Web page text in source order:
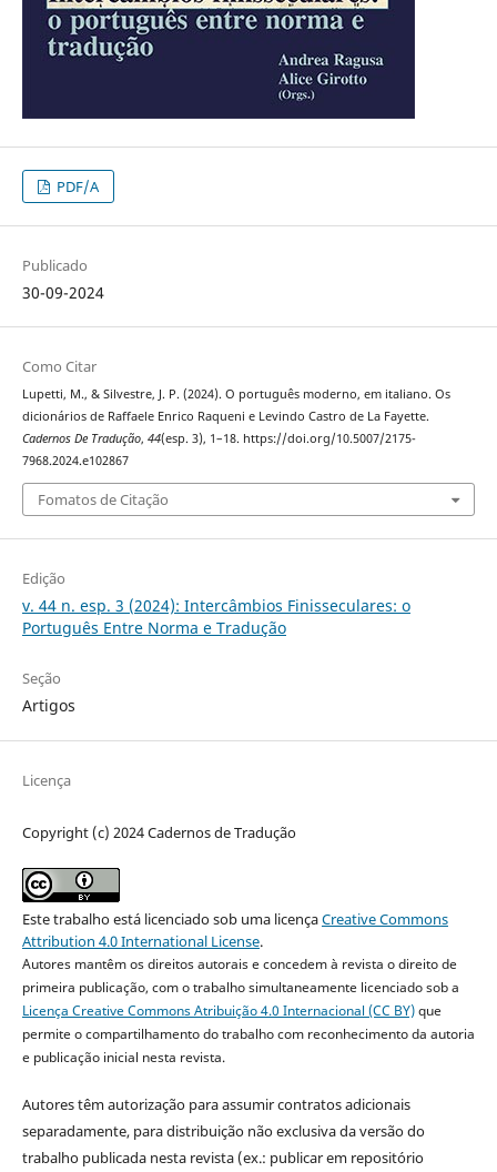
PDF/A
Publicado
30-09-2024
Como Citar
Lupetti, M., & Silvestre, J. P. (2024). O português moderno, em italiano. Os
dicionários de Raffaele Enrico Raqueni e Levindo Castro de La Fayette.
Cadernos De Tradução, 44(esp. 3), 1–18. https://doi.org/10.5007/2175-
7968.2024.e102867
Fomatos de Citação
Edição
v. 44 n. esp. 3 (2024): Intercâmbios Finisseculares: o
Português Entre Norma e Tradução
Seção
Artigos
Licença
Copyright (c) 2024 Cadernos de Tradução
Este trabalho está licenciado sob uma licençaCreative Commons
Attribution 4.0 International License.
Autores mantêm os direitos autorais e concedem à revista o direito de
primeira publicação, com o trabalho simultaneamente licenciado sob a
Licença Creative Commons Atribuição 4.0 Internacional (CC BY)que
permite o compartilhamento do trabalho com reconhecimento da autoria
e publicação inicial nesta revista.
Autores têm autorização para assumir contratos adicionais
separadamente, para distribuição não exclusiva da versão do
trabalho publicada nesta revista (ex.: publicar em repositório